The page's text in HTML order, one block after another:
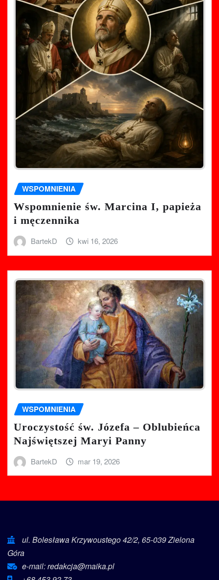
WSPOMNIENIA
Wspomnienie św. Marcina I, papieża
i męczennika
BartekD kwi 16, 2026
WSPOMNIENIA
Uroczystość św. Józefa – Oblubieńca
Najświętszej Maryi Panny
BartekD mar 19, 2026
ul. Bolesława Krzywoustego 42/2, 65-039 Zielona
Góra
e-mail: redakcja@maika.pl